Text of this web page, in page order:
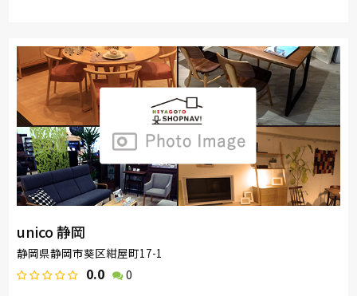
unico 静岡
静岡県静岡市葵区紺屋町17-1
0.0 0